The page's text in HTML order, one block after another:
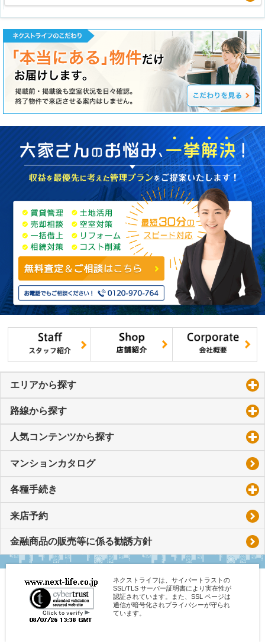
エリアから探す
路線から探す
人気コンテンツから探す
マンションカタログ
各種手続き
来店予約
金融商品の販売等に係る勧誘方針
ネクストライフは、サイバートラストの
SSL/TLS サーバー証明書により実在性が
認証されています。また、SSL ページは
通信が暗号化されプライバシーが守られ
ています。